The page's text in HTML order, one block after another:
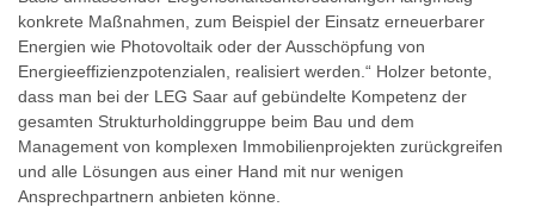
konkrete Maßnahmen, zum Beispiel der Einsatz erneuerbarer
Energien wie Photovoltaik oder der Ausschöpfung von
Energieeffizienzpotenzialen, realisiert werden.“ Holzer betonte,
dass man bei der LEG Saar auf gebündelte Kompetenz der
gesamten Strukturholdinggruppe beim Bau und dem
Management von komplexen Immobilienprojekten zurückgreifen
und alle Lösungen aus einer Hand mit nur wenigen
Ansprechpartnern anbieten könne.